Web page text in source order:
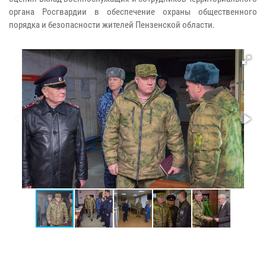
органа Росгвардии в обеспечение охраны общественного
порядка и безопасности жителей Пензенской области.